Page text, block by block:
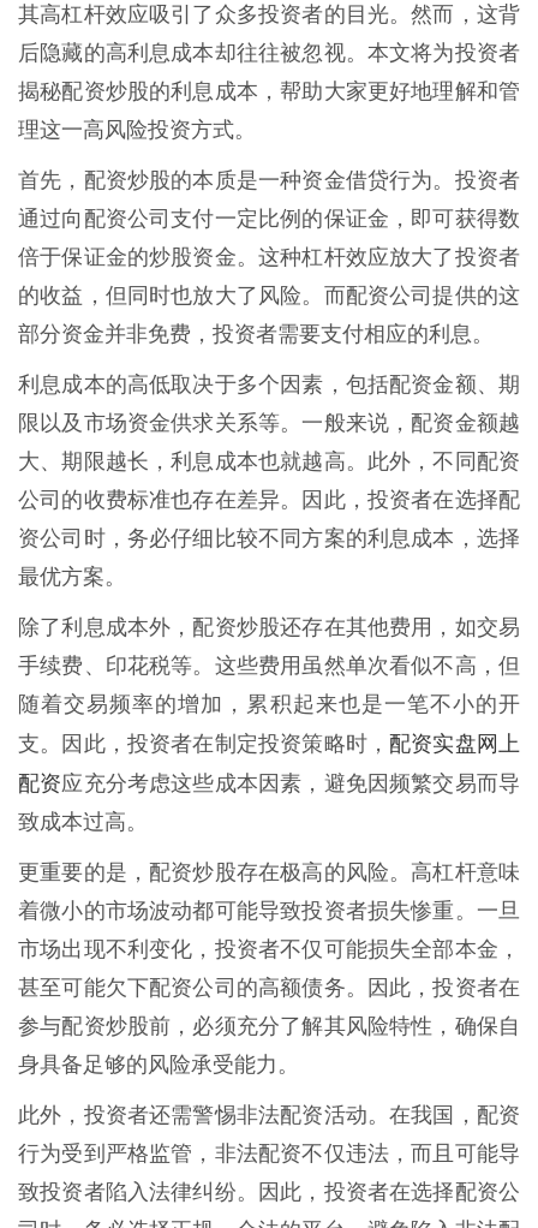
其高杠杆效应吸引了众多投资者的目光。然而，这背
后隐藏的高利息成本却往往被忽视。本文将为投资者
揭秘配资炒股的利息成本，帮助大家更好地理解和管
理这一高风险投资方式。
首先，配资炒股的本质是一种资金借贷行为。投资者
通过向配资公司支付一定比例的保证金，即可获得数
倍于保证金的炒股资金。这种杠杆效应放大了投资者
的收益，但同时也放大了风险。而配资公司提供的这
部分资金并非免费，投资者需要支付相应的利息。
利息成本的高低取决于多个因素，包括配资金额、期
限以及市场资金供求关系等。一般来说，配资金额越
大、期限越长，利息成本也就越高。此外，不同配资
公司的收费标准也存在差异。因此，投资者在选择配
资公司时，务必仔细比较不同方案的利息成本，选择
最优方案。
除了利息成本外，配资炒股还存在其他费用，如交易
手续费、印花税等。这些费用虽然单次看似不高，但
随着交易频率的增加，累积起来也是一笔不小的开
支。因此，投资者在制定投资策略时，配资实盘网上
配资应充分考虑这些成本因素，避免因频繁交易而导
致成本过高。
更重要的是，配资炒股存在极高的风险。高杠杆意味
着微小的市场波动都可能导致投资者损失惨重。一旦
市场出现不利变化，投资者不仅可能损失全部本金，
甚至可能欠下配资公司的高额债务。因此，投资者在
参与配资炒股前，必须充分了解其风险特性，确保自
身具备足够的风险承受能力。
此外，投资者还需警惕非法配资活动。在我国，配资
行为受到严格监管，非法配资不仅违法，而且可能导
致投资者陷入法律纠纷。因此，投资者在选择配资公